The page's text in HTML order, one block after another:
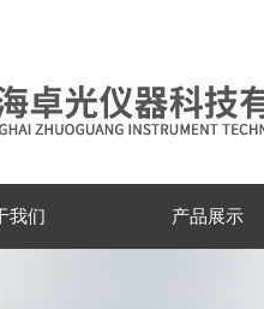
我们 产品展示